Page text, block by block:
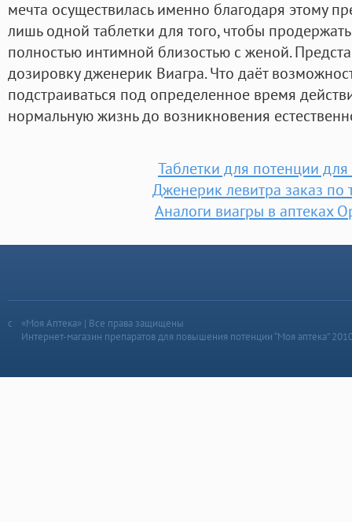
мечта осуществилась именно благодаря этому
лишь одной таблетки для того, чтобы
полностью интимной близостью с женой.
дозировку дженерик Виагра. Что даёт
подстраиваться под определенное время
нормальную жизнь до возникновения
Таблетки для потенции
Дженерик левитра заказ по
Аналоги виагры в аптеках
«Моя Аптека» | Все права защищены
Интернет-магазин препаратов для повышения потенции “Моя аптека”